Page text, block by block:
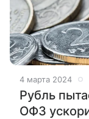
4 марта 2024
Рубль
ОФЗ